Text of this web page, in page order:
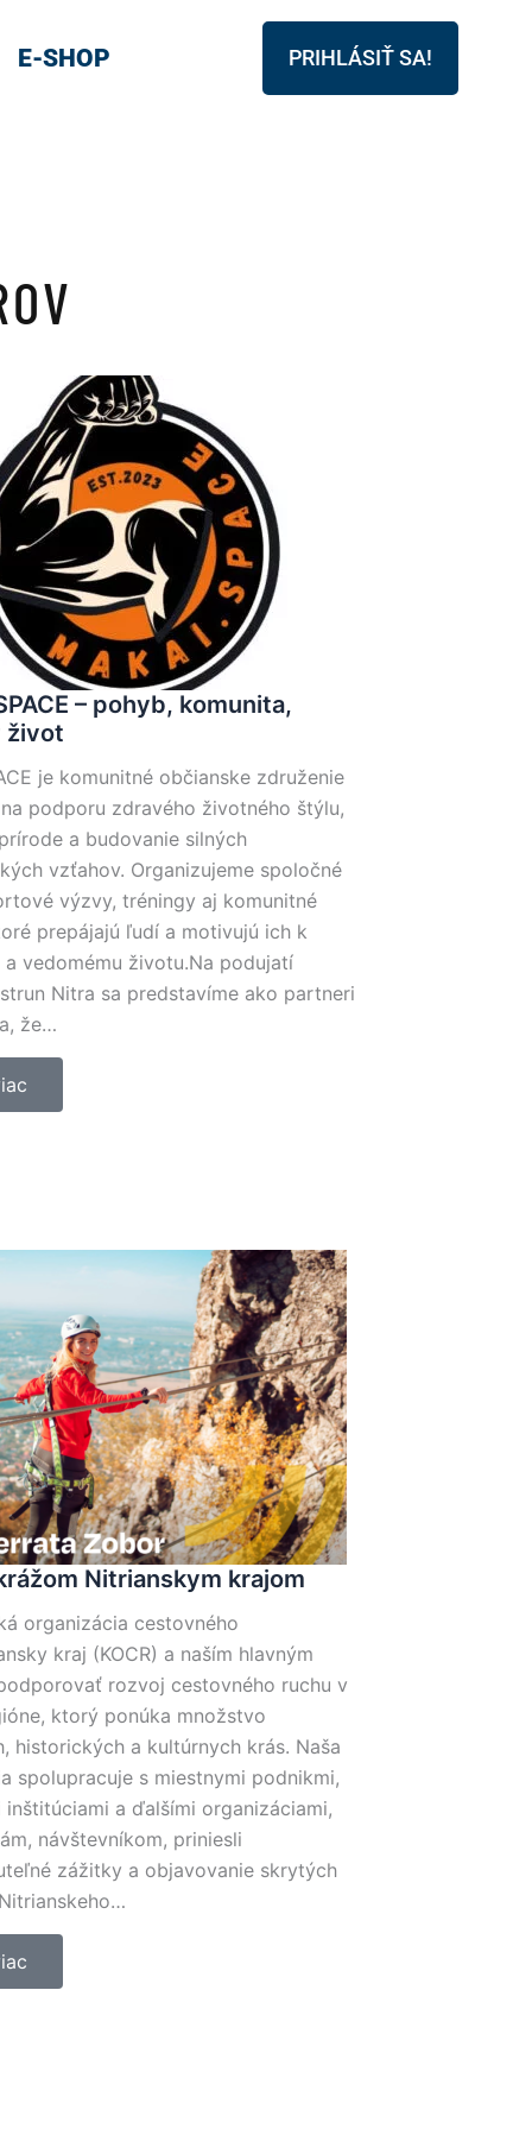
E-SHOP PRIHLÁSIŤ SA!
– pohyb, komunita,
život
je komunitné občianske združenie
podporu zdravého životného štýlu,
a budovanie silných
vzťahov. Organizujeme spoločné
výzvy, tréningy aj komunitné
prepájajú ľudí a motivujú ich k
a vedomému životu.Na podujatí
Nitra sa predstavíme ako partneri
že…
Nitrianskym krajom
organizácia cestovného
kraj (KOCR) a naším hlavným
rozvoj cestovného ruchu v
ktorý ponúka množstvo
historických a kultúrnych krás. Naša
spolupracuje s miestnymi podnikmi,
inštitúciami a ďalšími organizáciami,
návštevníkom, priniesli
zážitky a objavovanie skrytých